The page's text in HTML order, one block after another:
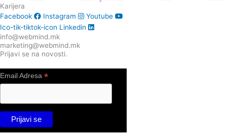
Karijera
Facebook
Instagram
Youtube
Ico-tik-tiktok-icon Linkedin
info@webmind.mk
marketing@webmind.mk
Prijavi se na novosti.
Email Adresa *